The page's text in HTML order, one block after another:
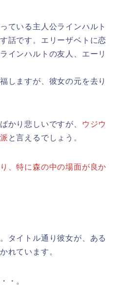
ている主人公ラインハルト
話です。エリーザベトに恋
インハルトの友人、エーリ
しますが、彼女の元を去り
かり悲しいですが、
ウジウ
と言えるでしょう。
、特に森の中の場面が良か
タイトル通り彼女が、ある
れています。
・。